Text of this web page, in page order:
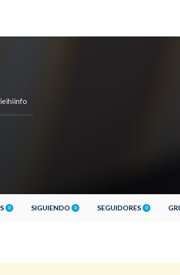
0 SIGUIENDO 0 SEGUIDORES 0